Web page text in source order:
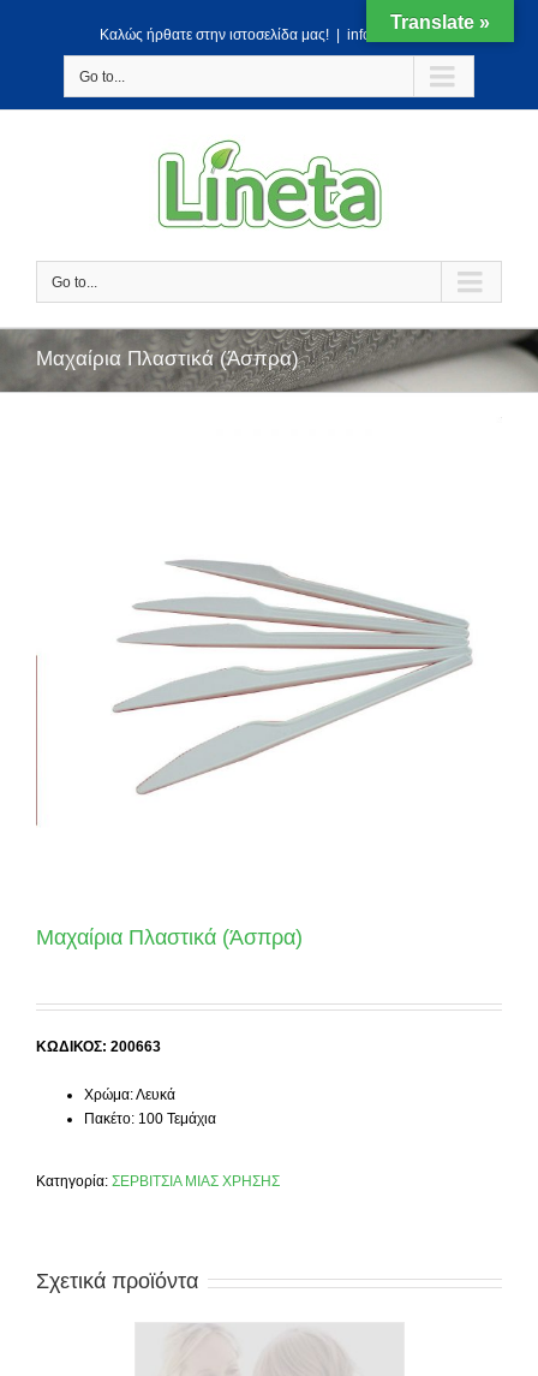
Kαλώς ήρθατε στην ιστοσελίδα μας! info@lineta.gr
Go to...
Go to...
Μαχαίρια Πλαστικά (Άσπρα)
Μαχαίρια Πλαστικά (Άσπρα)
ΚΩΔΙΚΟΣ: 200663
Χρώμα: Λευκά
Πακέτο: 100 Τεμάχια
Κατηγορία: ΣΕΡΒΙΤΣΙΑ ΜΙΑΣ ΧΡΗΣΗΣ
Σχετικά προϊόντα
Translate »